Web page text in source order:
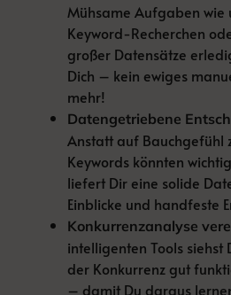
Mühsame Aufgaben wie
Keyword-Recherchen
großer Datensätze
Dich – kein ewiges
mehr!
Datengetriebene
Anstatt auf Bauchgefühl
Keywords könnten
liefert Dir eine solide
Einblicke und handfeste
Konkurrenzanalyse
intelligenten Tools siehst
der Konkurrenz gut
– damit Du daraus